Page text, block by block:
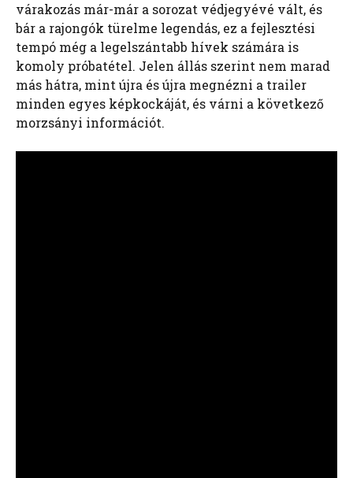
várakozás már-már a sorozat védjegyévé vált, és
bár a rajongók türelme legendás, ez a fejlesztési
tempó még a legelszántabb hívek számára is
komoly próbatétel. Jelen állás szerint nem marad
más hátra, mint újra és újra megnézni a trailer
minden egyes képkockáját, és várni a következő
morzsányi információt.